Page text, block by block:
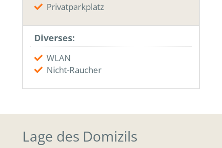
Privatparkplatz
Diverses:
WLAN
Nicht-Raucher
Lage des Domizils